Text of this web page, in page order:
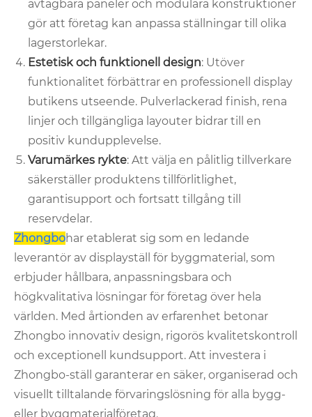
avtagbara paneler och modulära konstruktioner
gör att företag kan anpassa ställningar till olika
lagerstorlekar.
Estetisk och funktionell design: Utöver
funktionalitet förbättrar en professionell display
butikens utseende. Pulverlackerad finish, rena
linjer och tillgängliga layouter bidrar till en
positiv kundupplevelse.
Varumärkes rykte: Att välja en pålitlig tillverkare
säkerställer produktens tillförlitlighet,
garantisupport och fortsatt tillgång till
reservdelar.
Zhongbohar etablerat sig som en ledande
leverantör av displayställ för byggmaterial, som
erbjuder hållbara, anpassningsbara och
högkvalitativa lösningar för företag över hela
världen. Med årtionden av erfarenhet betonar
Zhongbo innovativ design, rigorös kvalitetskontroll
och exceptionell kundsupport. Att investera i
Zhongbo-ställ garanterar en säker, organiserad och
visuellt tilltalande förvaringslösning för alla bygg-
eller byggmaterialföretag.